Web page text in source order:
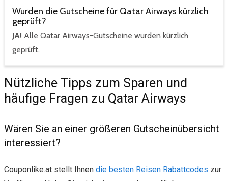
Wurden die Gutscheine für Qatar Airways kürzlich
geprüft?
JA! Alle Qatar Airways-Gutscheine wurden kürzlich
geprüft.
Nützliche Tipps zum Sparen und
häufige Fragen zu Qatar Airways
Wären Sie an einer größeren Gutscheinübersicht
interessiert?
Couponlike.at stellt Ihnen die besten Reisen Rabattcodes zur